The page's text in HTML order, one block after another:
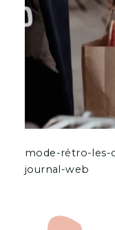
mode-rétro-les-
journal-web